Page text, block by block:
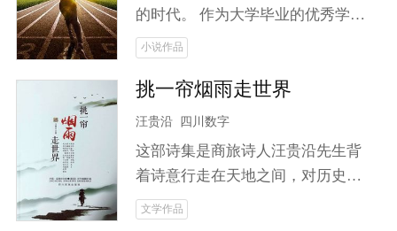
的时代。 作为大学毕业的优秀学
子，韩杨拒绝了母校的挽留，义无
反顾地返回故乡，成为扶贫办的一
名普通工作人员，拥有要为家乡脱
贫的梦想。 当命运将来自大城市的
去何从？ 海归的企业高管，不服输
的万人迷，他们之前又会擦出怎样
的火花？ 啃老的富二代，遇见向往
小说作品
挑一帘烟雨走世界
汪贵沿 四川数字
这部诗集是商旅诗人汪贵沿先生背
着诗意行走在天地之间，对历史与
未来，人生与人性通过诗歌旅行去
文学作品